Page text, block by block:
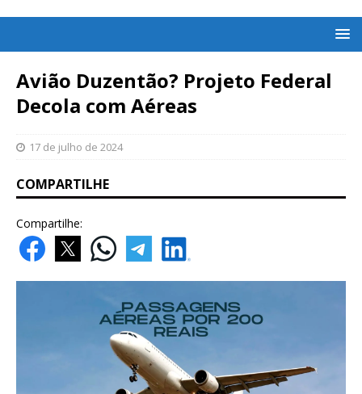
Avião Duzentão? Projeto Federal
Decola com Aéreas
17 de julho de 2024
COMPARTILHE
Compartilhe: